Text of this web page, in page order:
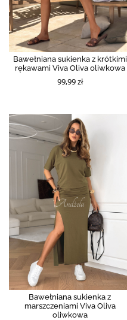
Bawełniana sukienka z krótkimi
rękawami Viva Oliva oliwkowa
99,99 zł
Bawełniana sukienka z
marszczeniami Viva Oliva
oliwkowa